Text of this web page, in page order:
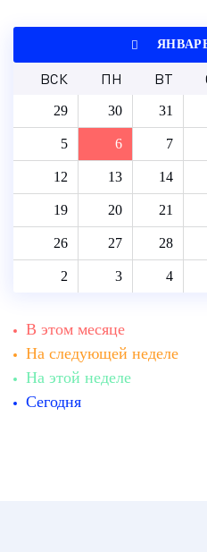
ВСК ПН ВТ
29 30 31
5 6 7
12 13 14
19 20 21
26 27 28
2 3 4
В этом месяце
На следующей неделе
На этой неделе
Сегодня